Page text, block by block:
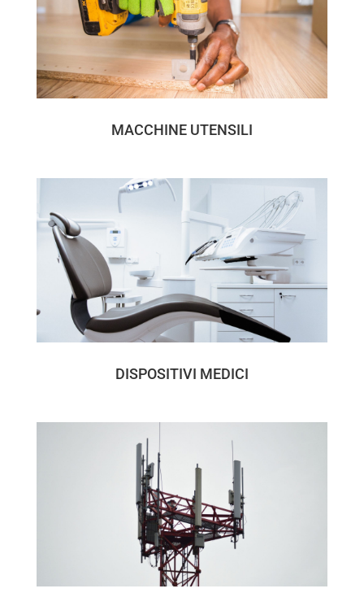
MACCHINE UTENSILI
DISPOSITIVI MEDICI